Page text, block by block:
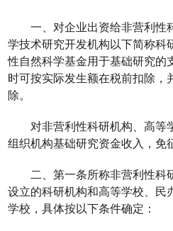
一、对企业出资给非营利性
学技术研究开发机构以下简称科
性自然科学基金用于基础研究的
时可按实际发生额在税前扣除，
除。
对非营利性科研机构、高等
组织机构基础研究资金收入，免
二、第一条所称非营利性科
设立的科研机构和高等学校、民
学校，具体按以下条件确定：